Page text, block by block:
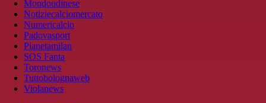
Mondoudinese
Notiziecalciomercato
Numericalcio
Padovasport
Pianetamilan
SOS Fanta
Toronews
Tuttobolognaweb
Violanews